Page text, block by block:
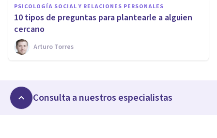
PSICOLOGÍA SOCIAL Y RELACIONES PERSONALES
​10 tipos de preguntas para plantearle a alguien
cercano
Arturo Torres
Consulta a nuestros especialistas